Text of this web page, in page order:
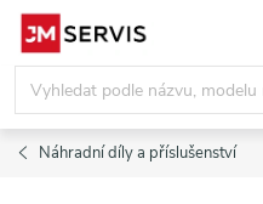
Přejít
obsah
Náhradní díly a příslušenství